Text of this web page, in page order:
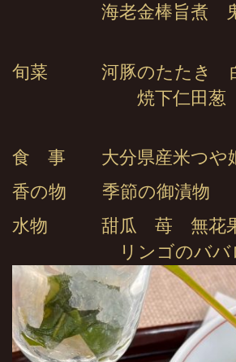
海老金棒旨煮 鬼
旬菜 河豚のたたき
焼下仁田葱 針茗
食 事 大分県産米つや
香の物 季節の御漬物
水物 甜瓜 苺 無花果
リンゴのババロ